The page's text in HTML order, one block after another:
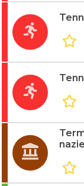
nazie